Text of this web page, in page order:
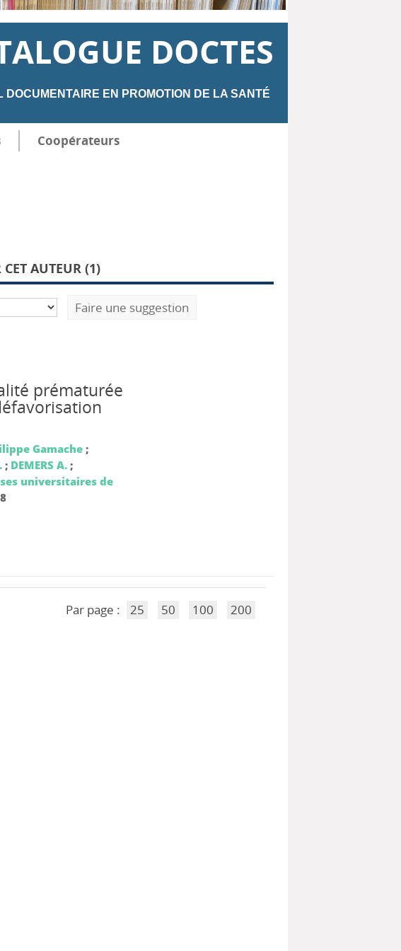
DOCTES
DOCUMENTAIRE EN PROMOTION DE LA SANTÉ
Coopérateurs
AUTEUR (1)
Faire une suggestion
prématurée
Gamache;
; DEMERS A.;
universitaires de
Par page : 25 50 100 200